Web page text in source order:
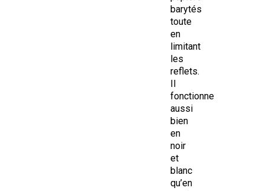
barytés
toute
en
limitant
les
reflets.
Il
fonctionne
aussi
bien
en
noir
et
blanc
qu’en